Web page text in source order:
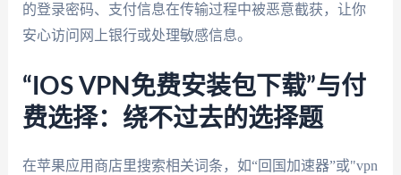
的登录密码、支付信息在传输过程中被恶意截获，让你
安心访问网上银行或处理敏感信息。
“IOS VPN免费安装包下载”与付
费选择：绕不过去的选择题
在苹果应用商店里搜索相关词条，如“回国加速器”或"vpn